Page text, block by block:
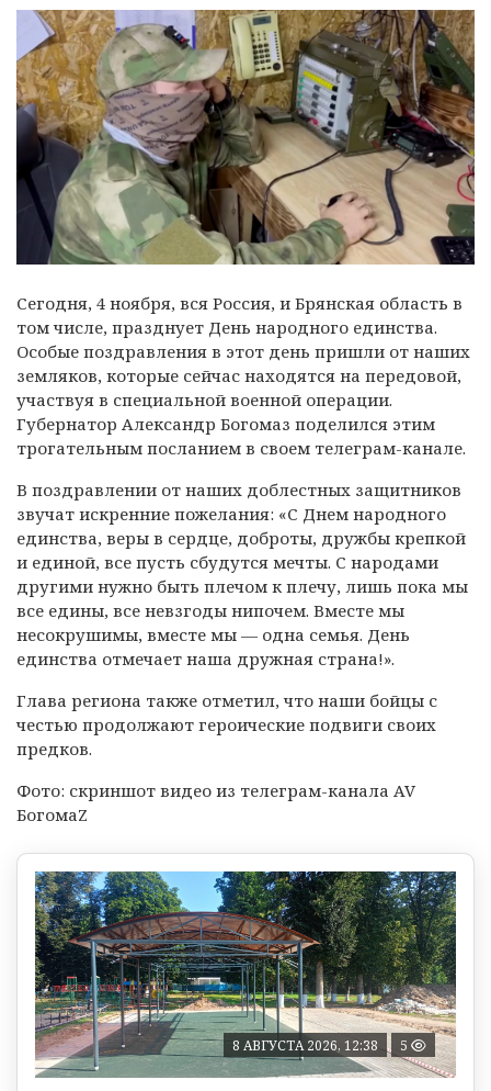
Сегодня, 4 ноября, вся Россия, и Брянская область в
том числе, празднует День народного единства.
Особые поздравления в этот день пришли от наших
земляков, которые сейчас находятся на передовой,
участвуя в специальной военной операции.
Губернатор Александр Богомаз поделился этим
трогательным посланием в своем телеграм-канале.
В поздравлении от наших доблестных защитников
звучат искренние пожелания: «С Днем народного
единства, веры в сердце, доброты, дружбы крепкой
и единой, все пусть сбудутся мечты. С народами
другими нужно быть плечом к плечу, лишь пока мы
все едины, все невзгоды нипочем. Вместе мы
несокрушимы, вместе мы — одна семья. День
единства отмечает наша дружная страна!».
Глава региона также отметил, что наши бойцы с
честью продолжают героические подвиги своих
предков.
Фото: скриншот видео из телеграм-канала AV
БогомаZ
8 АВГУСТА 2026, 12:38 5